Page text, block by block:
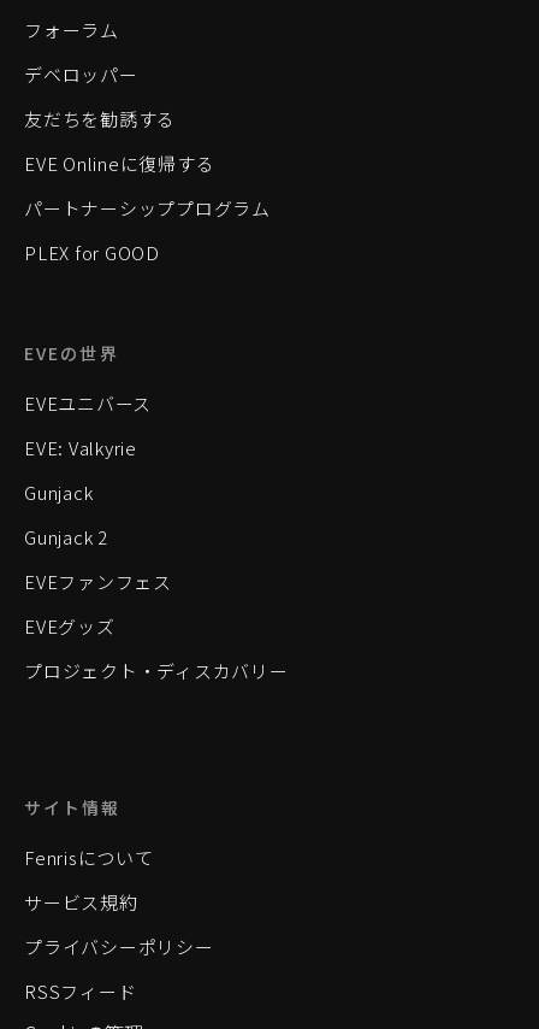
フォーラム
デベロッパー
友だちを勧誘する
EVE Onlineに復帰する
パートナーシッププログラム
PLEX for GOOD
EVEの世界
EVEユニバース
EVE: Valkyrie
Gunjack
Gunjack 2
EVEファンフェス
EVEグッズ
プロジェクト・ディスカバリー
サイト情報
Fenrisについて
サービス規約
プライバシーポリシー
RSSフィード